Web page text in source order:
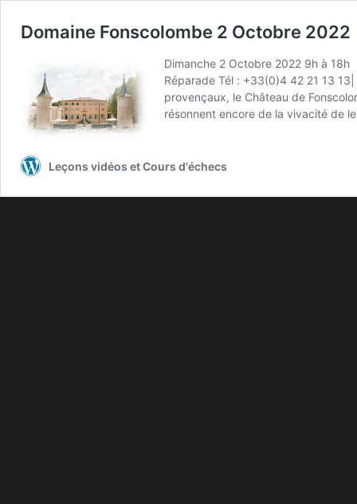
Domaine Fonscolombe 2 Octobre 2022
Dimanche 2 Octobre 2022 9h à
Réparade Tél : +33(0)4 42 21 13
provençaux, le Château de
résonnent encore de la vivacité de
Leçons vidéos et Cours d'échecs